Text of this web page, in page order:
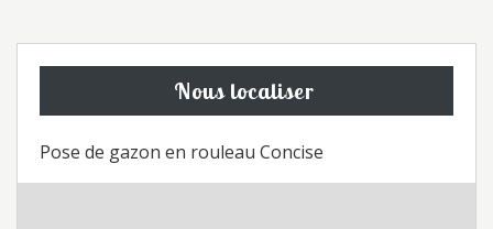
Nous localiser
Pose de gazon en rouleau Concise